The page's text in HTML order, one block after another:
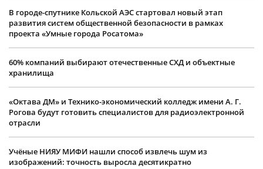
В городе-спутнике Кольской АЭС стартовал новый этап
развития систем общественной безопасности в рамках
проекта «Умные города Росатома»
60% компаний выбирают отечественные СХД и объектные
хранилища
«Октава ДМ» и Технико-экономический колледж имени А. Г.
Рогова будут готовить специалистов для радиоэлектронной
отрасли
Учëные НИЯУ МИФИ нашли способ извлечь шум из
изображений: точность выросла десятикратно